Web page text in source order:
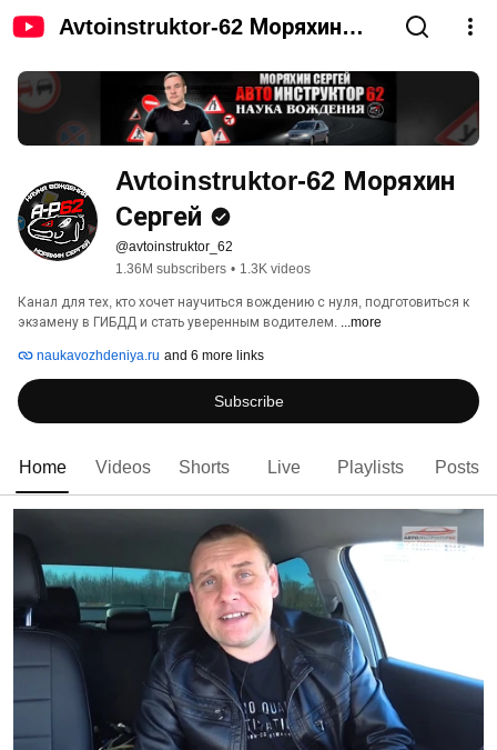
Avtoinstruktor-62 Моряхин
Avtoinstruktor-62 Моряхин
Сергей
@avtoinstruktor_62
1.36M subscribers • 1.3K videos
Канал для тех, кто хочет научиться вождению с нуля, подготовиться к
экзамену в ГИБДД и стать уверенным водителем. ...more
naukavozhdeniya.ru and 6 more links
Subscribe
Home Videos Shorts Live Playlists Posts